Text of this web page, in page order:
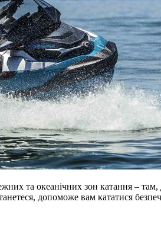
та океанічних зон катання –
допоможе вам кататися